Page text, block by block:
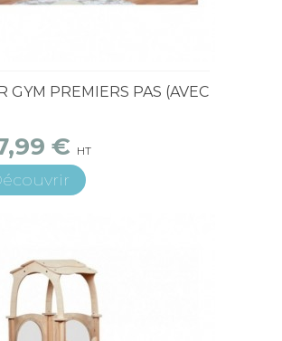
GYM PREMIERS PAS (AVEC
€ HT